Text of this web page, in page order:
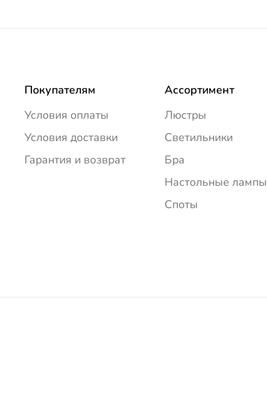
Покупателям
Условия оплаты
Условия доставки
Гарантия и возврат
Ассортимент
Люстры
Светильники
Бра
Настольные лампы
Споты